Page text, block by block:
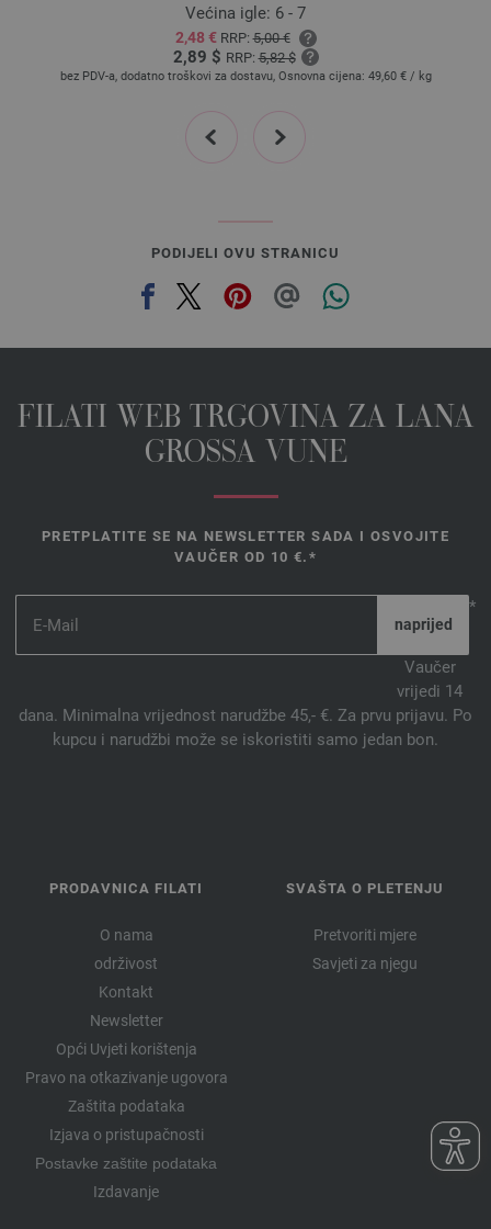
mandarin dégradé | EAN: 4033493316576
Sunce žuto dégradé | EAN: 4033493316583
105-Nježno zelena/
list zelene dégradé | EAN: 4033493316590
srednja plava dégradé | EAN: 4033493316620
srednje siva dégradé | EAN: 4033493316637
Većina igle: 6 - 7
2,48 € RRP:5,00 €
2,89 $ RRP:5,82 $
bez PDV-a, dodatno troškovi za dostavu, Osnovna cijena: 49,60 € / kg
prev next
PODIJELI OVU STRANICU
FILATI WEB TRGOVINA ZA LANA
GROSSA VUNE
PRETPLATITE SE NA NEWSLETTER SADA I OSVOJITE
VAUČER OD 10 €.*
*
Vaučer
vrijedi 14
dana. Minimalna vrijednost narudžbe 45,- €. Za prvu prijavu. Po
kupcu i narudžbi može se iskoristiti samo jedan bon.
PRODAVNICA FILATI
O nama
održivost
Kontakt
Newsletter
Opći Uvjeti korištenja
Pravo na otkazivanje ugovora
Zaštita podataka
Izjava o pristupačnosti
Postavke zaštite podataka
Izdavanje
SVAŠTA O PLETENJU
Pretvoriti mjere
Savjeti za njegu